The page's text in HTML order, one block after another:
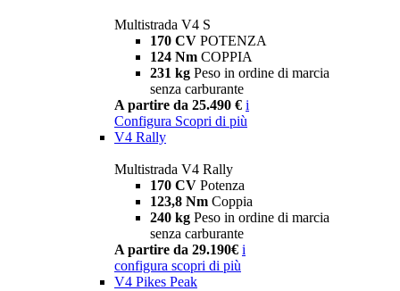
Multistrada V4 S
170 CV POTENZA
124 Nm COPPIA
231 kg Peso in ordine di marcia
senza carburante
A partire da 25.490 € i
Configura Scopri di più
V4 Rally
Multistrada V4 Rally
170 CV Potenza
123,8 Nm Coppia
240 kg Peso in ordine di marcia
senza carburante
A partire da 29.190€ i
configura scopri di più
V4 Pikes Peak